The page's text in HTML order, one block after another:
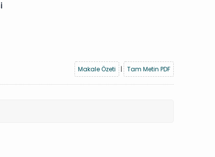
Makale Özeti
| Tam Metin PDF